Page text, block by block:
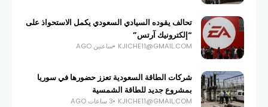
تحالف يقوده السيادي السعودي يكمل الاستحواذ على
“إلكترونيك آرتس”
KJICHE11@GMAIL.COM ساعتين AGO
شركات الطاقة السعودية تعزز حضورها في سوريا
بمشروع جديد للطاقة الشمسية
KJICHE11@GMAIL.COM 3 ساعات AGO